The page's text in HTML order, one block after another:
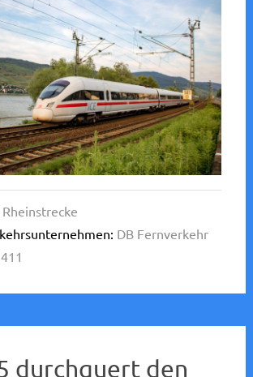
DB Fernverkehr
durchquert den